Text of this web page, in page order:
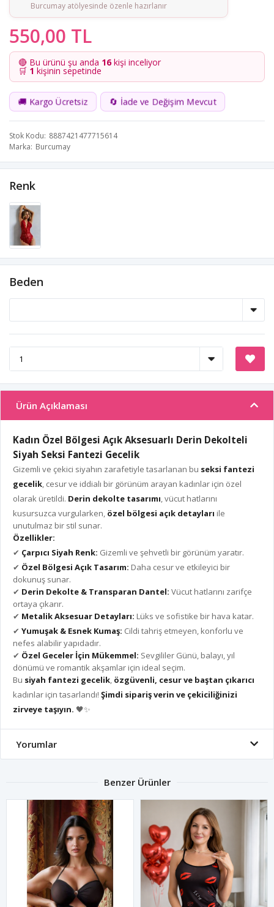
Burcumay atölyesinde özenle hazırlanır
550,00 TL
🔴 Bu ürünü şu anda 16kişi inceliyor
🛒 1 kişinin sepetinde
🚚 Kargo Ücretsiz 🔄 İade ve Değişim Mevcut
Stok Kodu 8887421477715614
Marka Burcumay
Renk
Beden
Ürün Açıklaması
Kadın Özel Bölgesi Açık Aksesuarlı Derin Dekolteli
Siyah Seksi Fantezi Gecelik
Gizemli ve çekici siyahın zarafetiyle tasarlanan bu seksi fantezi
gecelik, cesur ve iddialı bir görünüm arayan kadınlar için özel
olarak üretildi. Derin dekolte tasarımı, vücut hatlarını
kusursuzca vurgularken, özel bölgesi açık detayları ile
unutulmaz bir stil sunar.
Özellikler:
✔ Çarpıcı Siyah Renk: Gizemli ve şehvetli bir görünüm yaratır.
✔ Özel Bölgesi Açık Tasarım: Daha cesur ve etkileyici bir
dokunuş sunar.
✔ Derin Dekolte & Transparan Dantel: Vücut hatlarını zarifçe
ortaya çıkarır.
✔ Metalik Aksesuar Detayları: Lüks ve sofistike bir hava katar.
✔ Yumuşak & Esnek Kumaş: Cildi tahriş etmeyen, konforlu ve
nefes alabilir yapıdadır.
✔ Özel Geceler İçin Mükemmel: Sevgililer Günü, balayı, yıl
dönümü ve romantik akşamlar için ideal seçim.
Bu siyah fantezi gecelik, özgüvenli, cesur ve baştan çıkarıcı
kadınlar için tasarlandı! Şimdi sipariş verin ve çekiciliğinizi
zirveye taşıyın. 🖤✨
Yorumlar
Benzer Ürünler